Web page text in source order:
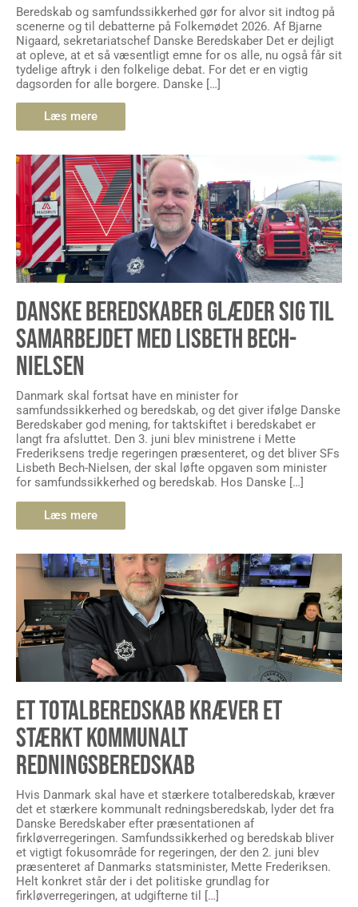
Beredskab og samfundssikkerhed gør for alvor sit indtog på
scenerne og til debatterne på Folkemødet 2026. Af Bjarne
Nigaard, sekretariatschef Danske Beredskaber Det er dejligt
at opleve, at et så væsentligt emne for os alle, nu også får sit
tydelige aftryk i den folkelige debat. For det er en vigtig
dagsorden for alle borgere. Danske […]
Læs mere
DANSKE BEREDSKABER GLÆDER SIG TIL
SAMARBEJDET MED LISBETH BECH-
NIELSEN
Danmark skal fortsat have en minister for
samfundssikkerhed og beredskab, og det giver ifølge Danske
Beredskaber god mening, for taktskiftet i beredskabet er
langt fra afsluttet. Den 3. juni blev ministrene i Mette
Frederiksens tredje regeringen præsenteret, og det bliver SFs
Lisbeth Bech-Nielsen, der skal løfte opgaven som minister
for samfundssikkerhed og beredskab. Hos Danske […]
Læs mere
ET TOTALBEREDSKAB KRÆVER ET
STÆRKT KOMMUNALT
REDNINGSBEREDSKAB
Hvis Danmark skal have et stærkere totalberedskab, kræver
det et stærkere kommunalt redningsberedskab, lyder det fra
Danske Beredskaber efter præsentationen af
firkløverregeringen. Samfundssikkerhed og beredskab bliver
et vigtigt fokusområde for regeringen, der den 2. juni blev
præsenteret af Danmarks statsminister, Mette Frederiksen.
Helt konkret står der i det politiske grundlag for
firkløverregeringen, at udgifterne til […]